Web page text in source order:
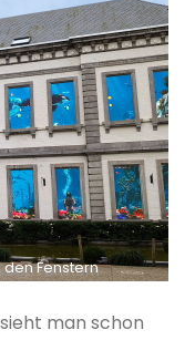
Fenstern
man schon